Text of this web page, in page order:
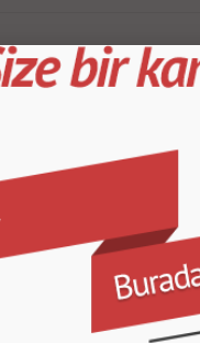
160,00 TL
SEPETE EKLE